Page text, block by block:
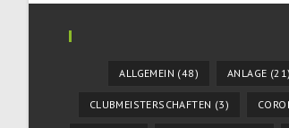
ALLGEMEIN (48) ANLAGE (21)
CLUBMEISTERSCHAFTEN (3)